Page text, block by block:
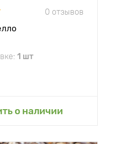
0 отзывов
1 шт
о наличии